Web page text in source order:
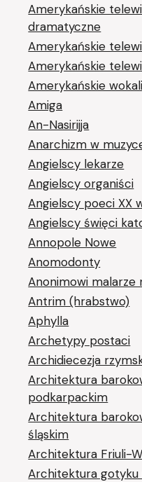
Amerykańskie
dramatyczne
Amerykańskie
Amerykańskie
Amerykańskie
Amiga
An-Nasirijja
Anarchizm w
Angielscy lekarze
Angielscy organiści
Angielscy poeci XX
Angielscy święci
Annopole Nowe
Anomodonty
Anonimowi malarze
Antrim (hrabstwo)
Aphylla
Archetypy postaci
Archidiecezja
Architektura
podkarpackim
Architektura
śląskim
Architektura Friuli-
Architektura gotyku